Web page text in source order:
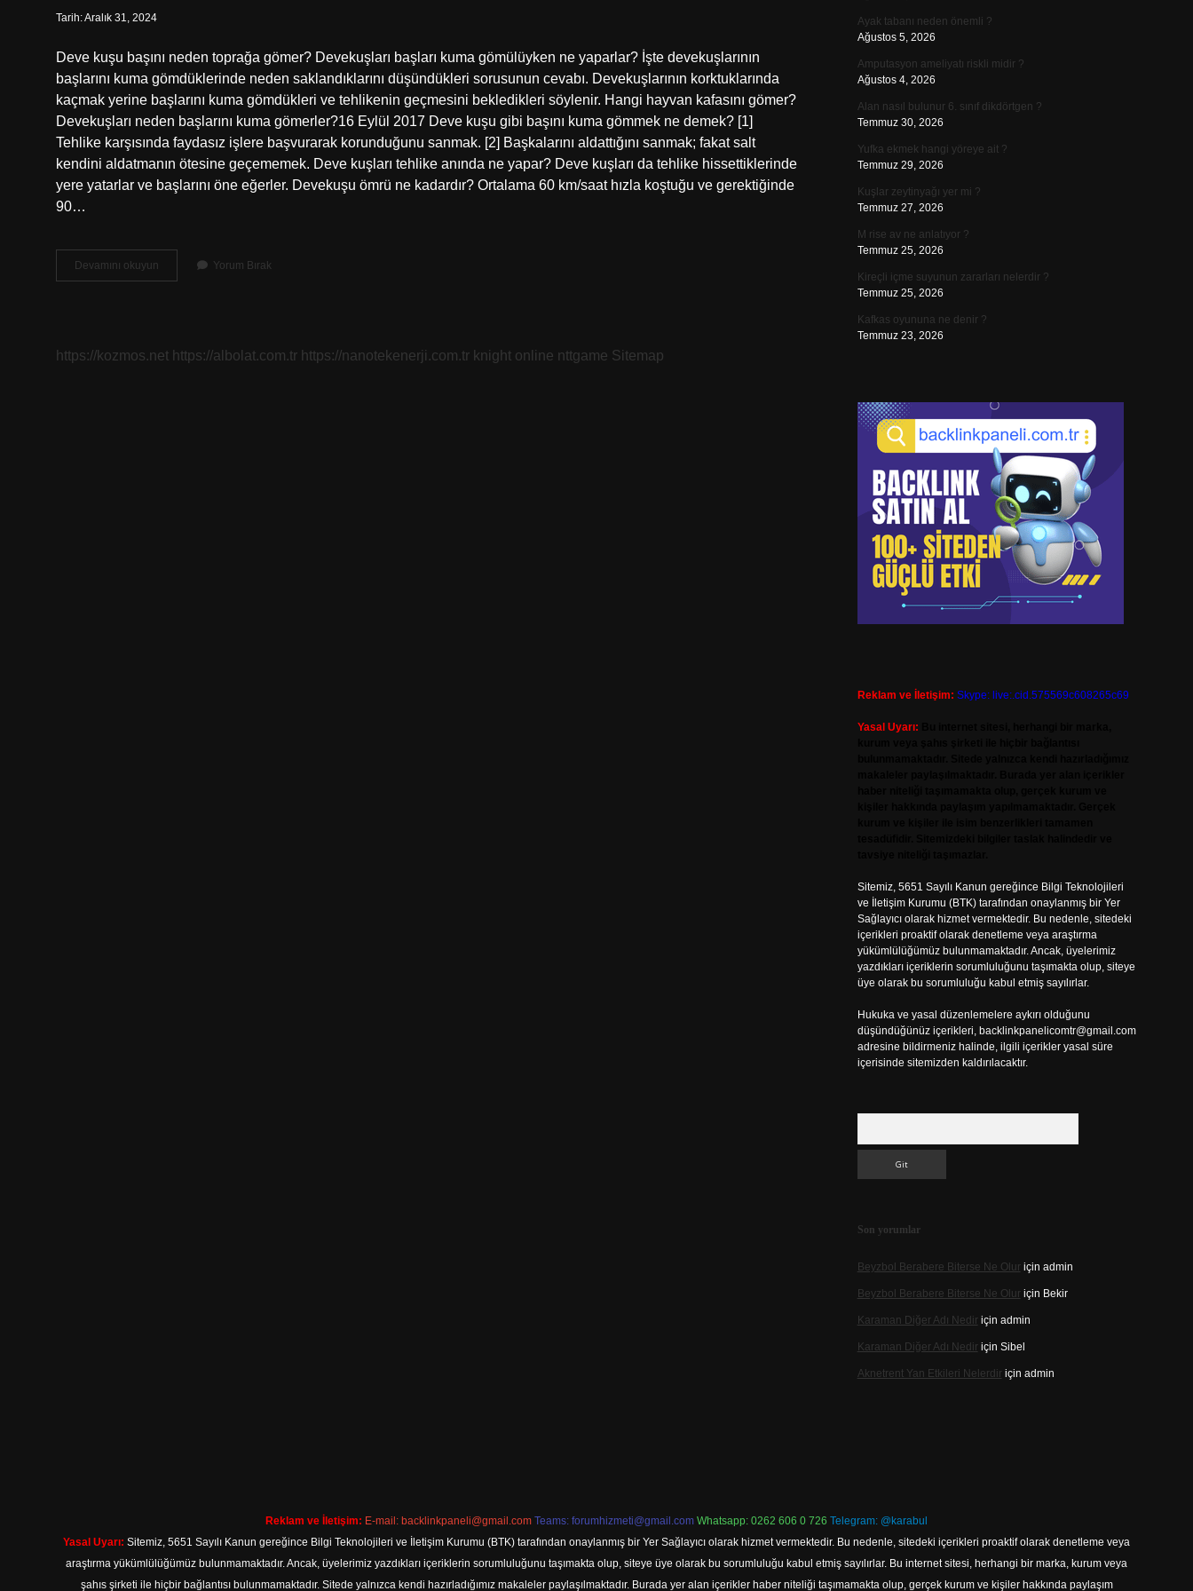
Tarih: Aralık 31, 2024
Deve kuşu başını neden toprağa gömer? Devekuşları başları kuma gömülüyken ne yaparlar? İşte devekuşlarının
başlarını kuma gömdüklerinde neden saklandıklarını düşündükleri sorusunun cevabı. Devekuşlarının korktuklarında
kaçmak yerine başlarını kuma gömdükleri ve tehlikenin geçmesini bekledikleri söylenir. Hangi hayvan kafasını gömer?
Devekuşları neden başlarını kuma gömerler?16 Eylül 2017 Deve kuşu gibi başını kuma gömmek ne demek? [1]
Tehlike karşısında faydasız işlere başvurarak korunduğunu sanmak. [2] Başkalarını aldattığını sanmak; fakat salt
kendini aldatmanın ötesine geçememek. Deve kuşları tehlike anında ne yapar? Deve kuşları da tehlike hissettiklerinde
yere yatarlar ve başlarını öne eğerler. Devekuşu ömrü ne kadardır? Ortalama 60 km/saat hızla koştuğu ve gerektiğinde
90…
Devamını okuyun
Kuşu
Yorum Bırak
https://kozmos.net https://albolat.com.tr https://nanotekenerji.com.tr knight online nttgame Sitemap
Ayak tabanı neden önemli ?
Ağustos 5, 2026
Amputasyon ameliyatı riskli midir ?
Ağustos 4, 2026
Alan nasıl bulunur 6. sınıf dikdörtgen ?
Temmuz 30, 2026
Yufka ekmek hangi yöreye ait ?
Temmuz 29, 2026
Kuşlar zeytinyağı yer mi ?
Temmuz 27, 2026
M rise av ne anlatıyor ?
Temmuz 25, 2026
Kireçli içme suyunun zararları nelerdir ?
Temmuz 25, 2026
Kafkas oyununa ne denir ?
Temmuz 23, 2026
Reklam ve İletişim: Skype: live:.cid.575569c608265c69
Yasal Uyarı:
Sitemiz, 5651 Sayılı Kanun gereğince Bilgi Teknolojileri
ve İletişim Kurumu (BTK) tarafından onaylanmış bir Yer
Sağlayıcı olarak hizmet vermektedir. Bu nedenle, sitedeki
içerikleri proaktif olarak denetleme veya araştırma
yükümlülüğümüz bulunmamaktadır. Ancak, üyelerimiz
yazdıkları içeriklerin sorumluluğunu taşımakta olup, siteye
üye olarak bu sorumluluğu kabul etmiş sayılırlar.
Hukuka ve yasal düzenlemelere aykırı olduğunu
düşündüğünüz içerikleri, backlinkpanelicomtr@gmail.com
adresine bildirmeniz halinde, ilgili içerikler yasal süre
içerisinde sitemizden kaldırılacaktır.
Son yorumlar
Beyzbol Berabere Biterse Ne Oluriçin admin
Beyzbol Berabere Biterse Ne Oluriçin Bekir
Karaman Diğer Adı Nediriçin admin
Karaman Diğer Adı Nediriçin Sibel
Aknetrent Yan Etkileri Nelerdiriçin admin
Reklam ve İletişim: E-mail: backlinkpaneli@gmail.com Teams: forumhizmeti@gmail.com Whatsapp: 0262 606 0 726 Telegram: @karabul
Yasal Uyarı: Sitemiz, 5651 Sayılı Kanun gereğince Bilgi Teknolojileri ve İletişim Kurumu (BTK) tarafından onaylanmış bir Yer Sağlayıcı olarak hizmet vermektedir. Bu nedenle, sitedeki içerikleri proaktif olarak denetleme veya
araştırma yükümlülüğümüz bulunmamaktadır. Ancak, üyelerimiz yazdıkları içeriklerin sorumluluğunu taşımakta olup, siteye üye olarak bu sorumluluğu kabul etmiş sayılırlar. Bu internet sitesi, herhangi bir marka, kurum veya
şahıs şirketi ile hiçbir bağlantısı bulunmamaktadır. Sitede yalnızca kendi hazırladığımız makaleler paylaşılmaktadır. Burada yer alan içerikler haber niteliği taşımamakta olup, gerçek kurum ve kişiler hakkında paylaşım